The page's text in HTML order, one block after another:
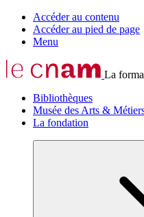
Accéder au contenu
Accéder au pied de page
Menu
La
Bibliothèques
Musée des Arts &
La fondation